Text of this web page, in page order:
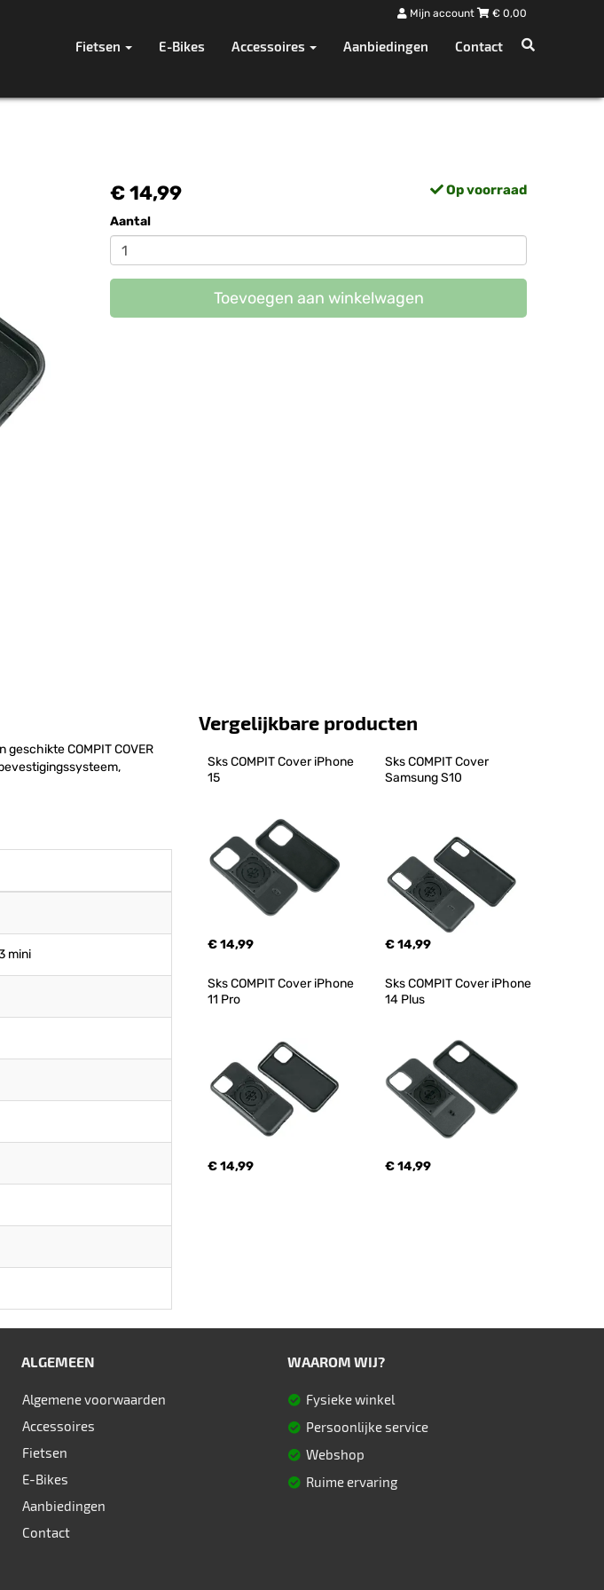
Mijn account € 0,00
Fietsen E-Bikes Accessoires Aanbiedingen Contact
€ 14,99 Op voorraad
Aantal
Toevoegen aan winkelwagen
COMPIT COVER
mini
Vergelijkbare producten
Sks COMPIT Cover iPhone
15
€ 14,99
Sks COMPIT Cover
Samsung S10
€ 14,99
Sks COMPIT Cover iPhone
11 Pro
€ 14,99
Sks COMPIT Cover iPhone
14 Plus
€ 14,99
ALGEMEEN
Algemene voorwaarden
Accessoires
Fietsen
E-Bikes
Aanbiedingen
Contact
WAAROM WIJ?
Fysieke winkel
Persoonlijke service
Webshop
Ruime ervaring